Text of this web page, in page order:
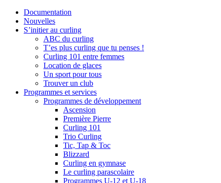
Documentation
Nouvelles
S’initier au curling
ABC du curling
T’es plus curling que tu penses !
Curling 101 entre femmes
Location de glaces
Un sport pour tous
Trouver un club
Programmes et services
Programmes de développement
Ascension
Première Pierre
Curling 101
Trio Curling
Tic, Tap & Toc
Blizzard
Curling en gymnase
Le curling parascolaire
Programmes U-12 et U-18